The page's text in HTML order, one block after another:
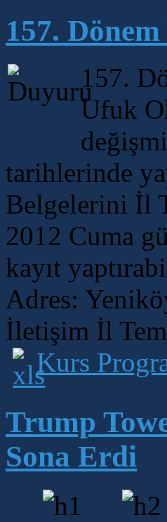
157.
157.
Ufuk
tarihlerinde
Belgelerini İl
2012 Cuma
kayıt
Adres:
İletişim İl
Kurs
Trump
Sona Erdi